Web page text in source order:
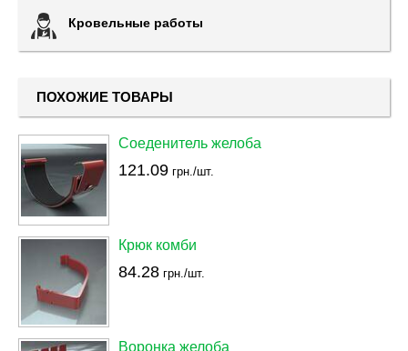
Кровельные работы
ПОХОЖИЕ ТОВАРЫ
Соеденитель желоба
121.09 грн./шт.
Крюк комби
84.28 грн./шт.
Воронка желоба